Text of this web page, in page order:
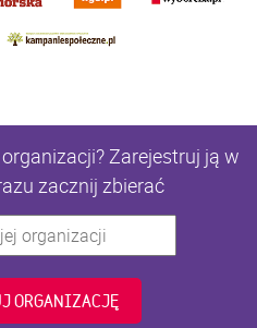
Zarejestruj ją w
zacznij zbierać
ORGANIZACJĘ